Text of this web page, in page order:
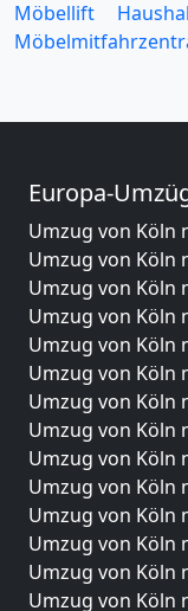
Möbellift
Europa-
Umzug von Köln
Umzug von Köln
Umzug von Köln
Umzug von Köln
Umzug von Köln
Umzug von Köln
Umzug von Köln
Umzug von Köln
Umzug von Köln
Umzug von Köln
Umzug von Köln
Umzug von Köln
Umzug von Köln
Umzug von Köln